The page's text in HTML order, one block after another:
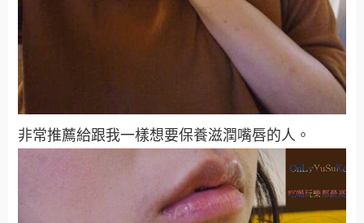
非常推薦給跟我一樣想要保養滋潤嘴唇的人。